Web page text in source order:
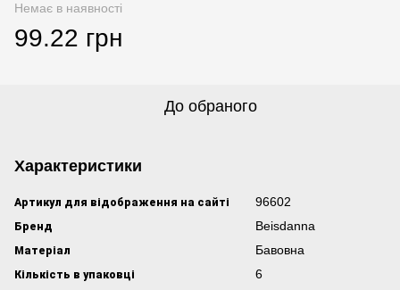
Немає в наявності
99.22 грн
До обраного
Характеристики
Артикул для відображення на сайті 96602
Бренд Beisdanna
Матеріал Бавовна
Кількість в упаковці 6